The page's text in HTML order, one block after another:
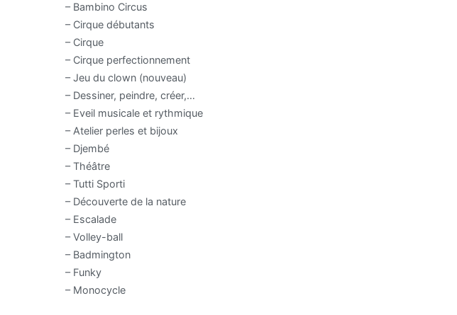
– Bambino Circus
– Cirque débutants
– Cirque
– Cirque perfectionnement
– Jeu du clown (nouveau)
– Dessiner, peindre, créer,…
– Eveil musicale et rythmique
– Atelier perles et bijoux
– Djembé
– Théâtre
– Tutti Sporti
– Découverte de la nature
– Escalade
– Volley-ball
– Badmington
– Funky
– Monocycle